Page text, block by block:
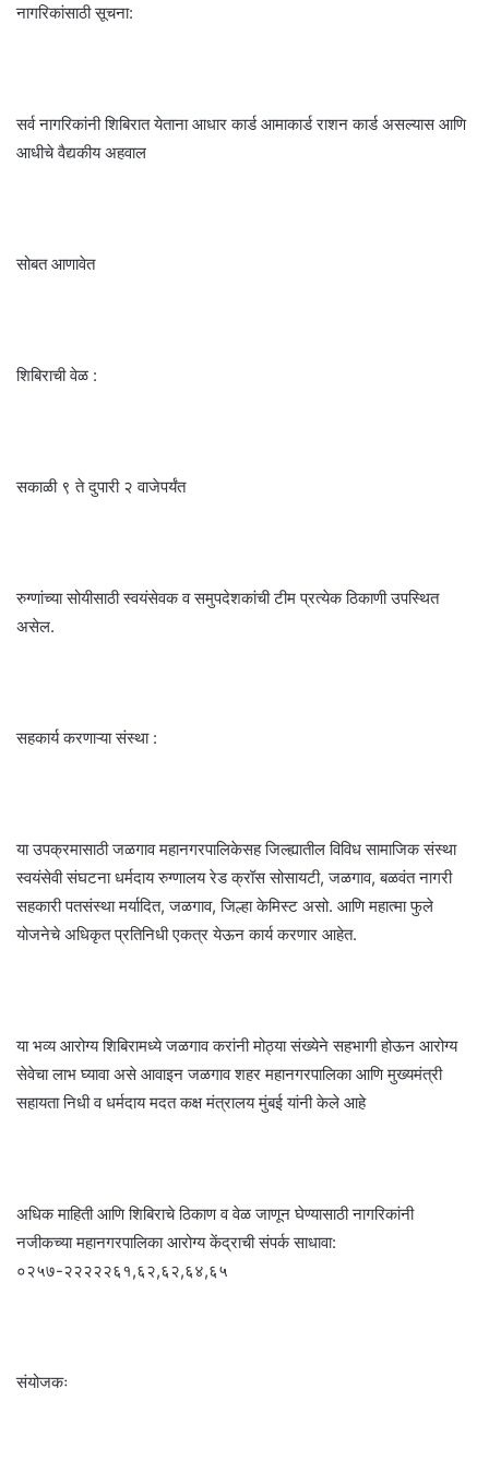
नागरिकांसाठी सूचना:
सर्व नागरिकांनी शिबिरात येताना आधार कार्ड आमाकार्ड राशन कार्ड असल्यास आणि
आधीचे वैद्यकीय अहवाल
सोबत आणावेत
शिबिराची वेळ :
सकाळी ९ ते दुपारी २ वाजेपर्यंत
रुग्णांच्या सोयीसाठी स्वयंसेवक व समुपदेशकांची टीम प्रत्येक ठिकाणी उपस्थित
असेल.
सहकार्य करणाऱ्या संस्था :
या उपक्रमासाठी जळगाव महानगरपालिकेसह जिल्ह्यातील विविध सामाजिक संस्था
स्वयंसेवी संघटना धर्मदाय रुग्णालय रेड क्रॉस सोसायटी, जळगाव, बळवंत नागरी
सहकारी पतसंस्था मर्यादित, जळगाव, जिल्हा केमिस्ट असो. आणि महात्मा फुले
योजनेचे अधिकृत प्रतिनिधी एकत्र येऊन कार्य करणार आहेत.
या भव्य आरोग्य शिबिरामध्ये जळगाव करांनी मोठ्या संख्येने सहभागी होऊन आरोग्य
सेवेचा लाभ घ्यावा असे आवाइन जळगाव शहर महानगरपालिका आणि मुख्यमंत्री
सहायता निधी व धर्मदाय मदत कक्ष मंत्रालय मुंबई यांनी केले आहे
अधिक माहिती आणि शिबिराचे ठिकाण व वेळ जाणून घेण्यासाठी नागरिकांनी
नजीकच्या महानगरपालिका आरोग्य केंद्राची संपर्क साधावा:
०२५७-२२२२२६१,६२,६२,६४,६५
संयोजकः